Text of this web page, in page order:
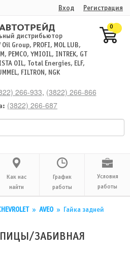
Вход Регистрация
дистрибьютор
Group, PROFI, MOL LUB,
PEMCO, YMIOIL, INTREK, GT
OIL, Total Energies, ELF,
FILTRON, NGK
0
266-933, (3822) 266-866
(3822) 266-687
Как нас
найти
График
работы
Условия
работы
» AVEO »
Гайка задней
ЗАБИВНАЯ